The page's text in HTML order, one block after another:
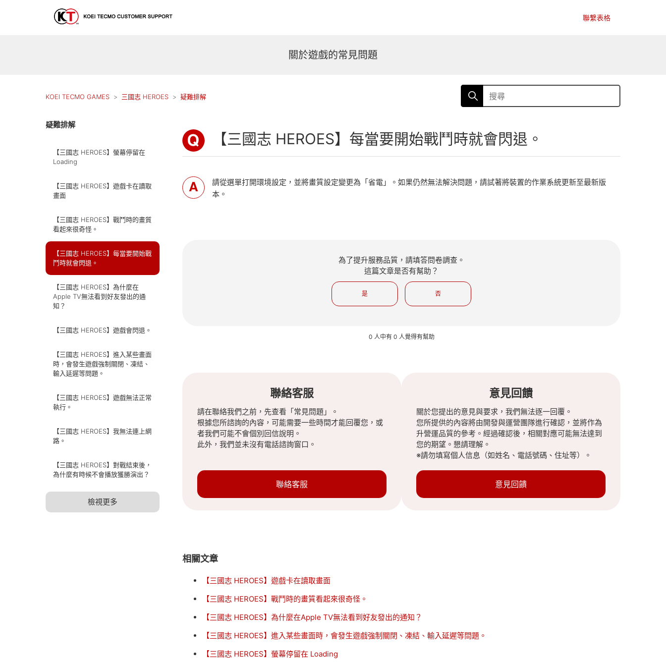
聯繫表格
關於遊戲的常見問題
KOEI TECMO GAMES 三國志 HEROES 疑難排解
疑難排解
【三國志 HEROES】螢幕停留在
Loading
【三國志 HEROES】遊戲卡在讀取
畫面
【三國志 HEROES】戰鬥時的畫質
看起來很奇怪。
【三國志 HEROES】每當要開始戰
鬥時就會閃退。
【三國志 HEROES】為什麼在
Apple TV無法看到好友發出的通
知？
【三國志 HEROES】遊戲會閃退。
【三國志 HEROES】進入某些畫面
時，會發生遊戲強制關閉、凍結、
輸入延遲等問題。
【三國志 HEROES】遊戲無法正常
執行。
【三國志 HEROES】我無法連上網
路。
【三國志 HEROES】對戰結束後，
為什麼有時候不會播放獲勝演出？
檢視更多
【三國志 HEROES】每當要開始戰鬥時就會閃退。
請從選單打開環境設定，並將畫質設定變更為「省電」。如果仍然無法解決問題，請試著將裝置的作業系統更新至最新版
本。
為了提升服務品質，請填答問卷調查。
這篇文章是否有幫助？
是 否
0 人中有 0 人覺得有幫助
聯絡客服
請在聯絡我們之前，先查看「常見問題」。
根據您所諮詢的內容，可能需要一些時間才能回覆您，或
者我們可能不會個別回信說明。
此外，我們並未沒有電話諮詢窗口。
聯絡客服
意見回饋
關於您提出的意見與要求，我們無法逐一回覆。
您所提供的內容將由開發與運營團隊進行確認，並將作為
升營運品質的參考。經過確認後，相關對應可能無法達到
您的期望。懇請理解。
※請勿填寫個人信息（如姓名、電話號碼、住址等）。
意見回饋
相關文章
【三國志 HEROES】遊戲卡在讀取畫面
【三國志 HEROES】戰鬥時的畫質看起來很奇怪。
【三國志 HEROES】為什麼在Apple TV無法看到好友發出的通知？
【三國志 HEROES】進入某些畫面時，會發生遊戲強制關閉、凍結、輸入延遲等問題。
【三國志 HEROES】螢幕停留在 Loading